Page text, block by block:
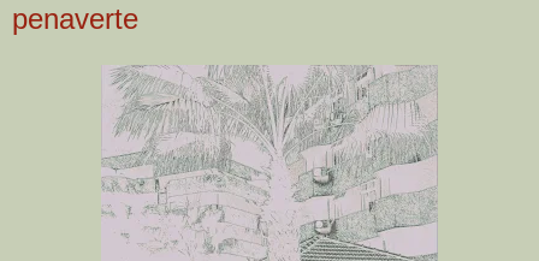
penaverte